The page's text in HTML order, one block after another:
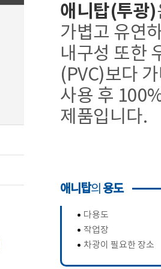
애니탑(투광)
가볍고 유연
내구성 또한
(PVC)보다
사용 후
제품입니다.
애니탑의 용도
다용도
작업장
차광이 필요한 장소